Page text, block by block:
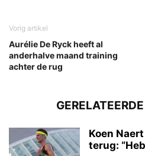
Vorig artikel
Aurélie De Ryck heeft al
anderhalve maand training
achter de rug
Koen
terug: